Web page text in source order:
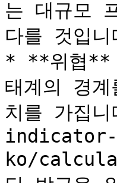
는 대규모
다를 것입
* **위협**
태계의 경
치를 가집
indicator-
ko/